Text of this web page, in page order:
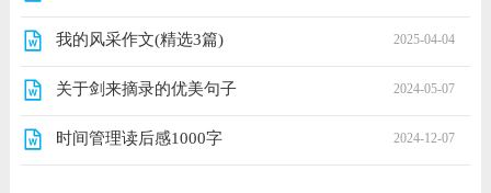
我的风采作文(精选3篇) 2025-04-04
关于剑来摘录的优美句子 2024-05-07
时间管理读后感1000字 2024-12-07